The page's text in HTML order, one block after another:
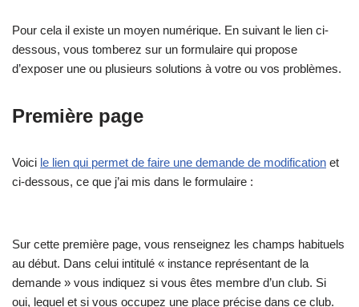
Pour cela il existe un moyen numérique. En suivant le lien ci-
dessous, vous tomberez sur un formulaire qui propose
d’exposer une ou plusieurs solutions à votre ou vos problèmes.
Première page
Voici le lien qui permet de faire une demande de modification et
ci-dessous, ce que j’ai mis dans le formulaire :
Sur cette première page, vous renseignez les champs habituels
au début. Dans celui intitulé « instance représentant de la
demande » vous indiquez si vous êtes membre d’un club. Si
oui, lequel et si vous occupez une place précise dans ce club.